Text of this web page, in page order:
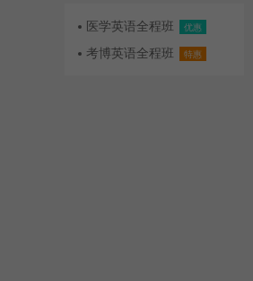
医学英语全程班 优惠
考博英语全程班 特惠